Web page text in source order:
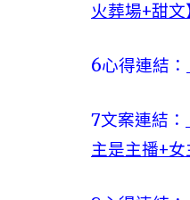
火葬場+甜文
6心得連結：
7文案連結：
主是主播+女